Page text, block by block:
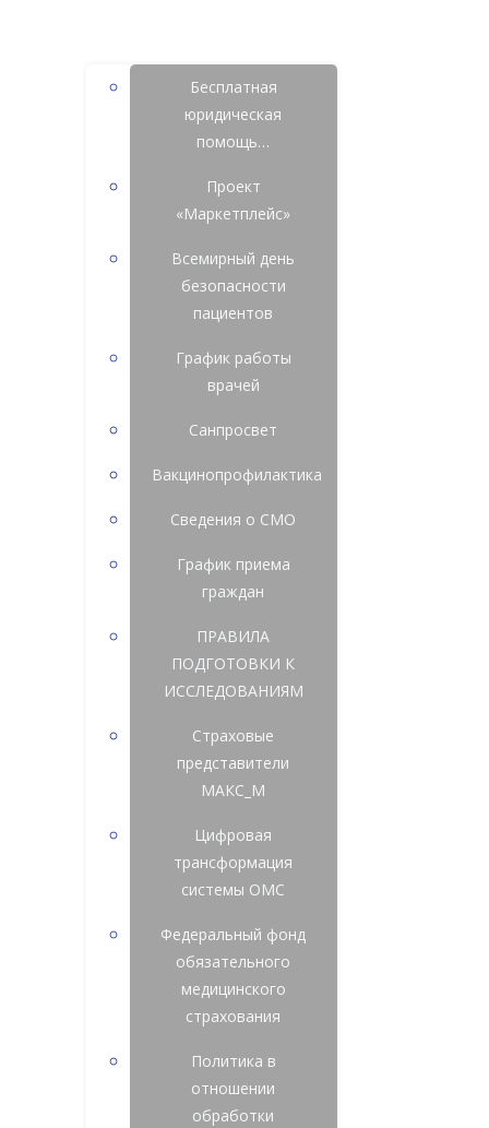
Бесплатная
юридическая
помощь…
Проект
«Маркетплейс»
Всемирный день
безопасности
пациентов
График работы
врачей
Санпросвет
Вакцинопрофилактика
Сведения о СМО
График приема
граждан
ПРАВИЛА
ПОДГОТОВКИ К
ИССЛЕДОВАНИЯМ
Страховые
представители
МАКС_М
Цифровая
трансформация
системы ОМС
Федеральный фонд
обязательного
медицинского
страхования
Политика в
отношении
обработки